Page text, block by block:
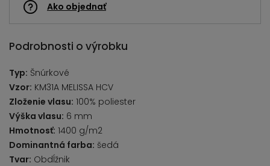
Ako objednať
Podrobnosti o výrobku
Typ: Šnúrkové
Vzor: KM31A MELISSA HCV
Zloženie vlasu: 100% poliester
Výška vlasu: 6 mm
Hmotnosť: 1400 g/m2
Dominantná farba: šedá
Tvar: Obdĺžnik